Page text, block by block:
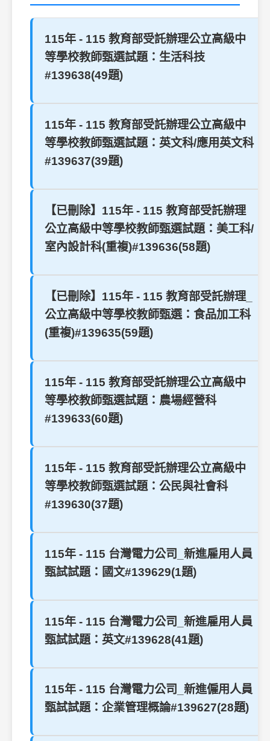
115年 - 115 教育部受託辦理公立高級中
等學校教師甄選試題：生活科技
#139638(49題)
115年 - 115 教育部受託辦理公立高級中
等學校教師甄選試題：英文科/應用英文科
#139637(39題)
【已刪除】115年 - 115 教育部受託辦理
公立高級中等學校教師甄選試題：美工科/
室內設計科(重複)#139636(58題)
【已刪除】115年 - 115 教育部受託辦理_
公立高級中等學校教師甄選：食品加工科
(重複)#139635(59題)
115年 - 115 教育部受託辦理公立高級中
等學校教師甄選試題：農場經營科
#139633(60題)
115年 - 115 教育部受託辦理公立高級中
等學校教師甄選試題：公民與社會科
#139630(37題)
115年 - 115 台灣電力公司_新進雇用人員
甄試試題：國文#139629(1題)
115年 - 115 台灣電力公司_新進雇用人員
甄試試題：英文#139628(41題)
115年 - 115 台灣電力公司_新進僱用人員
甄試試題：企業管理概論#139627(28題)